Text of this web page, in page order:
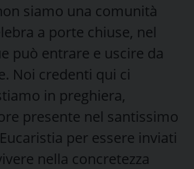
siamo una comunità
a porte chiuse, nel
può entrare e uscire da
Noi credenti qui ci
in preghiera,
presente nel santissimo
per essere inviati
nella concretezza